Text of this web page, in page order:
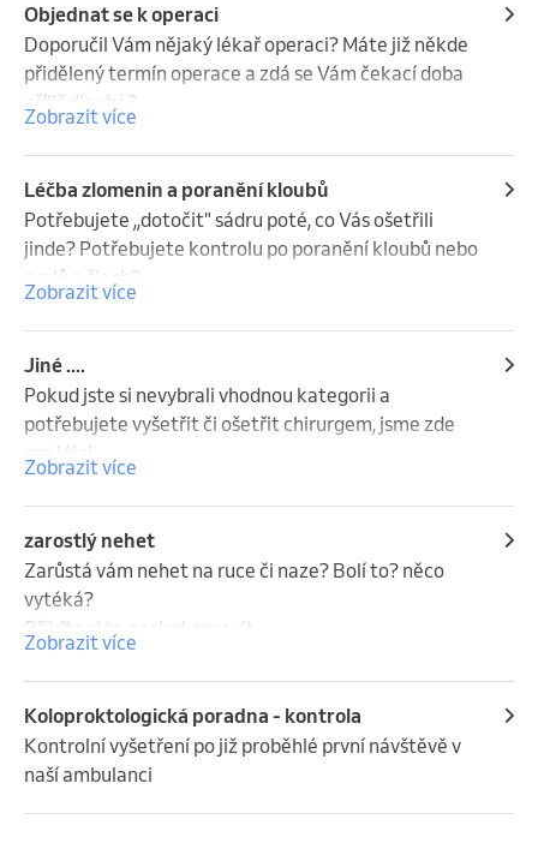
Objednat se k operaci
Doporučil Vám nějaký lékař operaci? Máte již někde
přidělený termín operace a zdá se Vám čekací doba
příliš dlouhá?
Přijďte k nám na konzultaci! S sebou si, prosím,
vezměte veškerou Vaši zdravotní dokumentaci.
Zajistíme operaci žlučníku, kýly, křečových žil,
artroskopii kolene nebo ramene, střeva.
Zobrazit více
Léčba zlomenin a poranění kloubů
Potřebujete ,,dotočit" sádru poté, co Vás ošetřili
jinde? Potřebujete kontrolu po poranění kloubů nebo
svalů a šlach?
Přijďte k nám....
Zobrazit více
Jiné ....
Pokud jste si nevybrali vhodnou kategorii a
potřebujete vyšetřit či ošetřit chirurgem, jsme zde
pro Vás!
Zobrazit více
zarostlý nehet
Zarůstá vám nehet na ruce či naze? Bolí to? něco
vytéká?
Přijďte si to nechat opravit......
Zobrazit více
Koloproktologická poradna - kontrola
Kontrolní vyšetření po již proběhlé první návštěvě v
naší ambulanci